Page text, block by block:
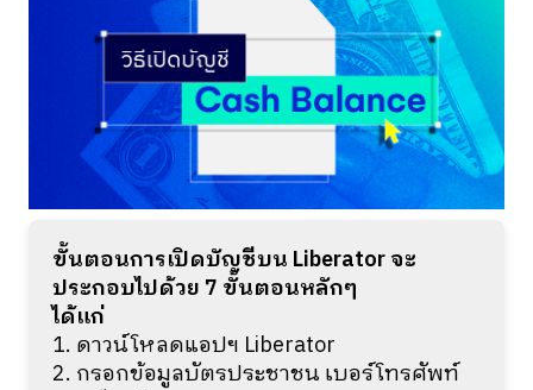
ขั้นตอนการเปิดบัญชีบน Liberator จะ
ประกอบไปด้วย 7 ขั้นตอนหลักๆ
ได้แก่
1. ดาวน์โหลดแอปฯ Liberator
2. กรอกข้อมูลบัตรประชาชน เบอร์โทรศัพท์